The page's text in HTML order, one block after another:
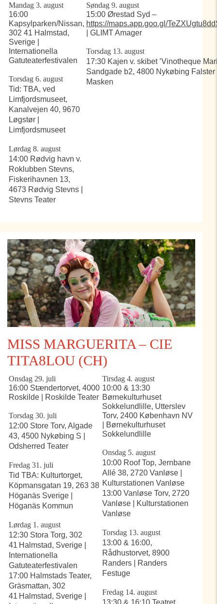
Mandag 3. august
16:00
Kapsylparken/Nissan,
302 41 Halmstad,
Sverige |
Internationella
Gatuteaterfestivalen
Torsdag 6. august
Tid: TBA, ved
Limfjordsmuseet,
Kanalvejen 40, 9670
Løgstør |
Limfjordsmuseet
Lørdag 8. august
14:00 Rødvig havn v.
Roklubben Stevns,
Fiskerihavnen 13,
4673 Rødvig Stevns |
Stevns Teater
Søndag 9. august
15:00 Ørestad Syd –
https://maps.app.goo.gl/
| GLIMT Amager
Torsdag 13. august
17:30 Kajen v. skibet ’Vinotheque
Sandgade b2, 4800 Nykøbing Falster
Masken
MISS MARGUERITA – CIE
TITA8LOU (CH)
Onsdag 29. juli
16:00 Stændertorvet, 4000
Roskilde | Roskilde Teater
Torsdag 30. juli
12:00 Store Torv, Algade
43, 4500 Nykøbing S |
Odsherred Teater
Fredag 31. juli
Tid TBA: Kulturtorget,
Köpmansgatan 19, 263 38
Höganäs Sverige |
Höganäs Kommun
Lørdag 1. august
12:30 Stora Torg, 302
41 Halmstad, Sverige |
Internationella
Gatuteaterfestivalen
17:00 Halmstads Teater,
Gräsmattan, 302
41 Halmstad, Sverige |
Tirsdag 4. august
10:00 & 13:30
Børnekulturhuset
Sokkelundlille, Utterslev
Torv, 2400 København NV
| Børnekulturhuset
Sokkelundlille
Onsdag 5. august
10:00 Roof Top, Jernbane
Allé 38, 2720 Vanløse |
Kulturstationen Vanløse
13:00 Vanløse Torv, 2720
Vanløse | Kulturstationen
Vanløse
Torsdag 13. august
13:00 & 16:00,
Rådhustorvet, 8900
Randers | Randers
Festuge
Fredag 14. august
13:30 & 16:10 Teatret